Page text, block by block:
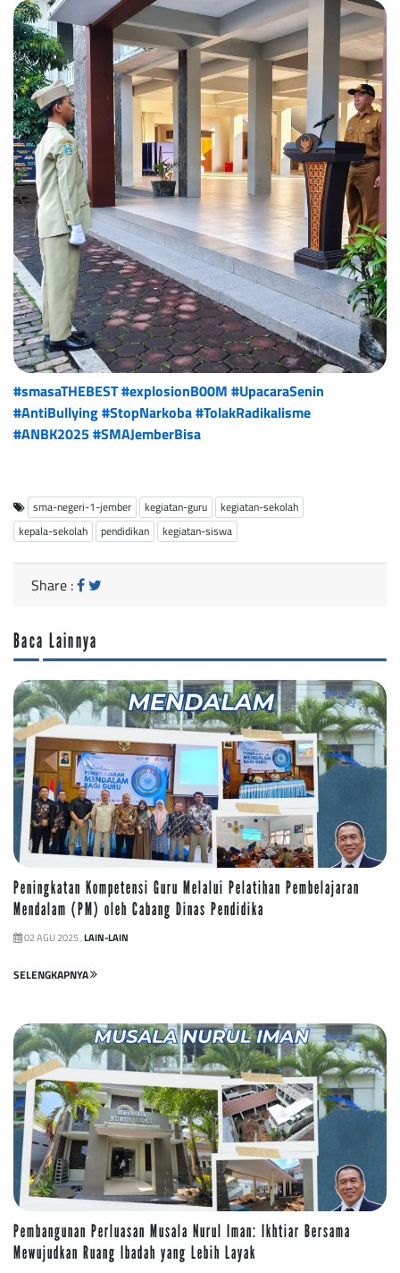
#smasaTHEBEST#explosionB00M #UpacaraSenin
#AntiBullying#StopNarkoba#TolakRadikalisme
#ANBK2025#SMAJemberBisa
sma-negeri-1-jember kegiatan-guru
kegiatan-sekolah
kepala-sekolah
pendidikan kegiatan-siswa
Share :
Baca Lainnya
Peningkatan Kompetensi Guru Melalui Pelatihan Pembelajaran
Mendalam (PM) oleh Cabang Dinas Pendidika
02 AGU 2025 ,LAIN-LAIN
SELENGKAPNYA
Pembangunan Perluasan Musala Nurul Iman: Ikhtiar Bersama
Mewujudkan Ruang Ibadah yang Lebih Layak